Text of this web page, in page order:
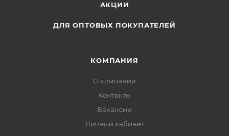
АКЦИИ
ДЛЯ ОПТОВЫХ ПОКУПАТЕЛЕЙ
КОМПАНИЯ
О компании
Контакты
Вакансии
Личный кабинет